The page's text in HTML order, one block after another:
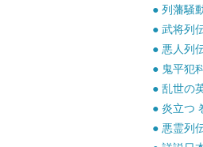
● 列藩騒
● 武将列
● 悪人列
● 鬼平犯
● 乱世の
● 炎立つ
● 悪霊列